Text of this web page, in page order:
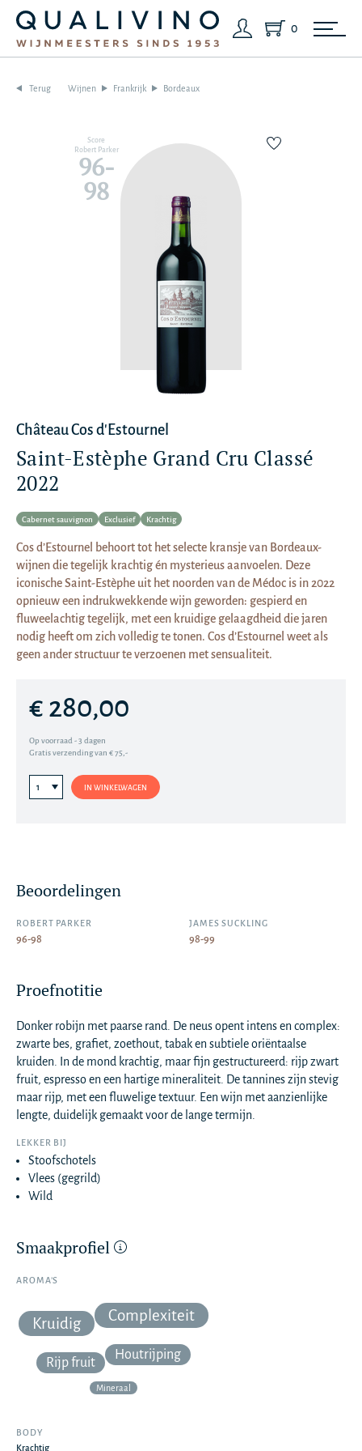
0
Terug Wijnen Frankrijk Bordeaux
Score
Robert Parker
96-
98
Château Cos d'Estournel
Saint-Estèphe Grand Cru Classé
2022
Cabernet sauvignon Exclusief Krachtig
Cos d’Estournel behoort tot het selecte kransje van Bordeaux-
wijnen die tegelijk krachtig én mysterieus aanvoelen. Deze
iconische Saint-Estèphe uit het noorden van de Médoc is in 2022
opnieuw een indrukwekkende wijn geworden: gespierd en
fluweelachtig tegelijk, met een kruidige gelaagdheid die jaren
nodig heeft om zich volledig te tonen. Cos d’Estournel weet als
geen ander structuur te verzoenen met sensualiteit.
€ 280,00
Op voorraad - 3 dagen
Gratis verzending van € 75,-
IN WINKELWAGEN
Beoordelingen
ROBERT PARKER
96-98
JAMES SUCKLING
98-99
Proefnotitie
Donker robijn met paarse rand. De neus opent intens en complex:
zwarte bes, grafiet, zoethout, tabak en subtiele oriëntaalse
kruiden. In de mond krachtig, maar fijn gestructureerd: rijp zwart
fruit, espresso en een hartige mineraliteit. De tannines zijn stevig
maar rijp, met een fluwelige textuur. Een wijn met aanzienlijke
lengte, duidelijk gemaakt voor de lange termijn.
LEKKER BIJ
Stoofschotels
Vlees (gegrild)
Wild
Smaakprofiel
AROMA’S
Kruidig Complexiteit
Rijp fruit
Houtrijping
Mineraal
BODY
Krachtig